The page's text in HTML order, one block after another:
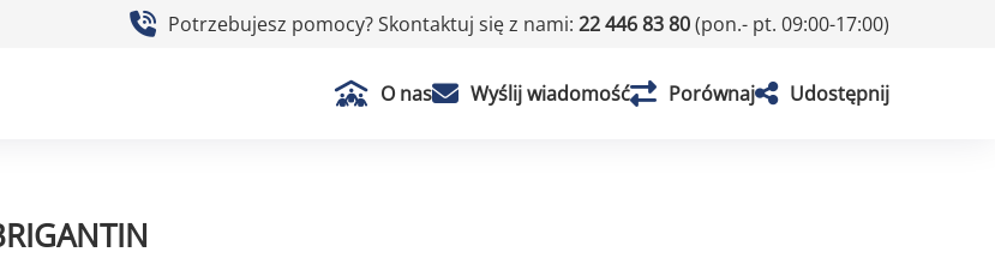
Potrzebujesz pomocy? Skontaktuj się z nami: 22 446 83 80(pon.- pt. 09:00-17:00)
O nas Wyślij wiadomość Porównaj Udostępnij